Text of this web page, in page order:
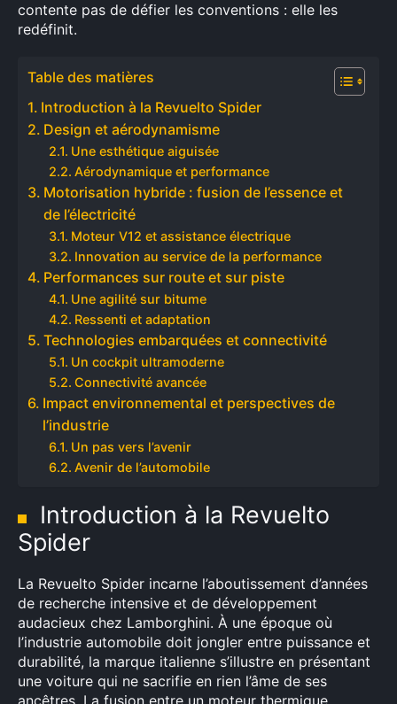
contente pas de défier les conventions : elle les
redéfinit.
Table des matières
Introduction à la Revuelto Spider
Design et aérodynamisme
Une esthétique aiguisée
Aérodynamique et performance
Motorisation hybride : fusion de l’essence et
de l’électricité
Moteur V12 et assistance électrique
Innovation au service de la performance
Performances sur route et sur piste
Une agilité sur bitume
Ressenti et adaptation
Technologies embarquées et connectivité
Un cockpit ultramoderne
Connectivité avancée
Impact environnemental et perspectives de
l’industrie
Un pas vers l’avenir
Avenir de l’automobile
Introduction à la Revuelto
Spider
La Revuelto Spider incarne l’aboutissement d’années
de recherche intensive et de développement
audacieux chez Lamborghini. À une époque où
l’industrie automobile doit jongler entre puissance et
durabilité, la marque italienne s’illustre en présentant
une voiture qui ne sacrifie en rien l’âme de ses
ancêtres. La fusion entre un moteur thermique